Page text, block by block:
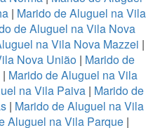
| Marido de Aluguel na Vila
de Aluguel na Vila Nova
na Vila Nova Mazzei |
Nova União | Marido de
| Marido de Aluguel na Vila
na Vila Paiva| Marido de
| Marido de Aluguel na Vila
Aluguel na Vila Parque|